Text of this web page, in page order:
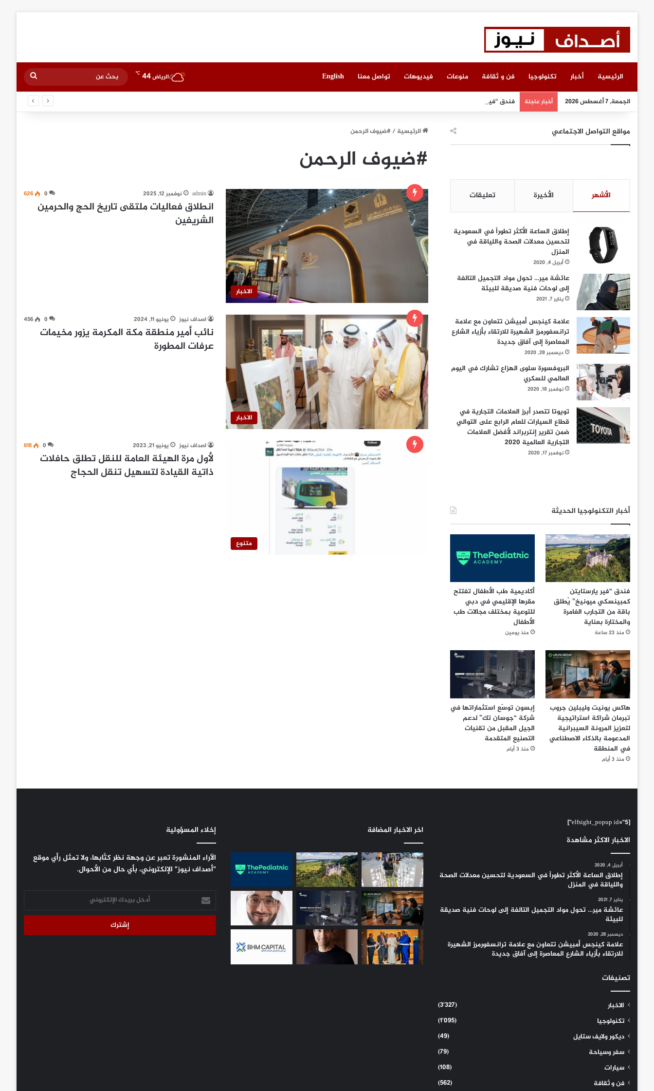
الرئيسية أخبار تكنولوجيا فن و ثقافة منوعات فيديوهات تواصل معنا English الرياض44
℃
بحث
عن
الجمعة, 7 أغسطس 2026 أخبار عاجلة فندق “فير يارستايتن كمبينسكي ميونيخ” يُطلق باقة من التجارب الغامرة والمختارة بعناية
الرئيسية/ #ضيوف الرحمن
#ضيوف الرحمن
الاخبار
admin نوفمبر 12, 2025 0
626
انطلاق فعاليات ملتقى تاريخ الحج والحرمين
الشريفين
الاخبار
اصداف نيوز يونيو 11, 2024 0
456
نائب أمير منطقة مكة المكرمة يزور مخيمات
عرفات المطورة
متنوع
اصداف نيوز يونيو 21, 2023 0
618
لأول مرة الهيئة العامة للنقل تطلق حافلات
ذاتية القيادة لتسهيل تنقل الحجاج
مواقع التواصل الاجتماعي
الأشهر الأخيرة تعليقات
إطلاق الساعة الأكثر تطوراً في السعودية
لتحسين معدلات الصحة واللياقة في
المنزل
أبريل 4, 2020
عائشة مير… تحول مواد التجميل التالفة
إلى لوحات فنية صديقة للبيئة
يناير 7, 2021
علامة كينجس أمبيشن تتعاون مع علامة
ترانسفورمرز الشهيرة للارتقاء بأزياء الشارع
المعاصرة إلى آفاق جديدة
ديسمبر 28, 2020
البروفسورة سلوى الهزاع تشارك في اليوم
العالمي للسكري
نوفمبر 18, 2020
تويوتا تتصدر أبرز العلامات التجارية في
قطاع السيارات للعام الرابع على التوالي
ضمن تقرير إنتربراند لأفضل العلامات
التجارية العالمية 2020
نوفمبر 17, 2020
أخبار التكنولوجيا الحديثة
فندق “فير يارستايتن
كمبينسكي ميونيخ” يُطلق
باقة من التجارب الغامرة
والمختارة بعناية
منذ 23 ساعة
أكاديمية طب الأطفال تفتتح
مقرها الإقليمي في دبي
للتوعية بمختلف مجالات طب
الأطفال
منذ يومين
هاكس يونيت وليبلين جروب
تبرمان شراكة استراتيجية
لتعزيز المرونة السيبرانية
المدعومة بالذكاء الاصطناعي
في المنطقة
منذ 3 أيام
إبسون توسّع استثماراتها في
شركة “جوسان تك” لدعم
الجيل المقبل من تقنيات
التصنيع المتقدمة
منذ 3 أيام
[elfsight_popup id="5"]
الاخبار الاكثر مشاهدة
أبريل 4, 2020
إطلاق الساعة الأكثر تطوراً في السعودية لتحسين معدلات الصحة
واللياقة في المنزل
يناير 7, 2021
عائشة مير… تحول مواد التجميل التالفة إلى لوحات فنية صديقة
للبيئة
ديسمبر 28, 2020
علامة كينجس أمبيشن تتعاون مع علامة ترانسفورمرز الشهيرة
للارتقاء بأزياء الشارع المعاصرة إلى آفاق جديدة
تصنيفات
الاخبار
(3٬327)
تكنولوجيا
(1٬095)
ديكور ولايف ستايل
(49)
سفر وسياحة
(79)
سيارات
(108)
فن و ثقافة
(562)
اخر الاخبار المضافة إخلاء المسؤولية
الآراء المنشورة تعبر عن وجهة نظر كتَّابها، ولا تمثل رأي موقع
"أصداف نيوز" الإلكتروني، بأي حال من الأحوال.
أدخل
بريدك
الإلكتروني